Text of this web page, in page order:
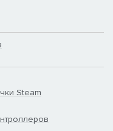
Steam